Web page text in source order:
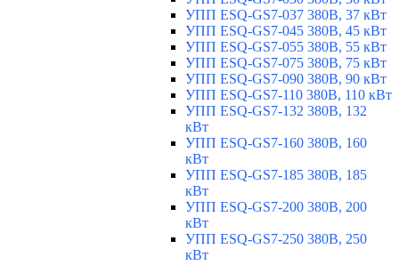
УПП ESQ-GS7-037 380В, 37 кВт
УПП ESQ-GS7-045 380В, 45 кВт
УПП ESQ-GS7-055 380В, 55 кВт
УПП ESQ-GS7-075 380В, 75 кВт
УПП ESQ-GS7-090 380В, 90 кВт
УПП ESQ-GS7-110 380В, 110 кВт
УПП ESQ-GS7-132 380В, 132
кВт
УПП ESQ-GS7-160 380В, 160
кВт
УПП ESQ-GS7-185 380В, 185
кВт
УПП ESQ-GS7-200 380В, 200
кВт
УПП ESQ-GS7-250 380В, 250
кВт